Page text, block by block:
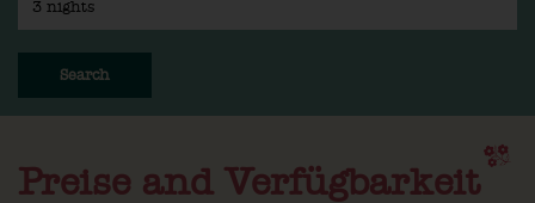
Search
Preise and Verfügbarkeit